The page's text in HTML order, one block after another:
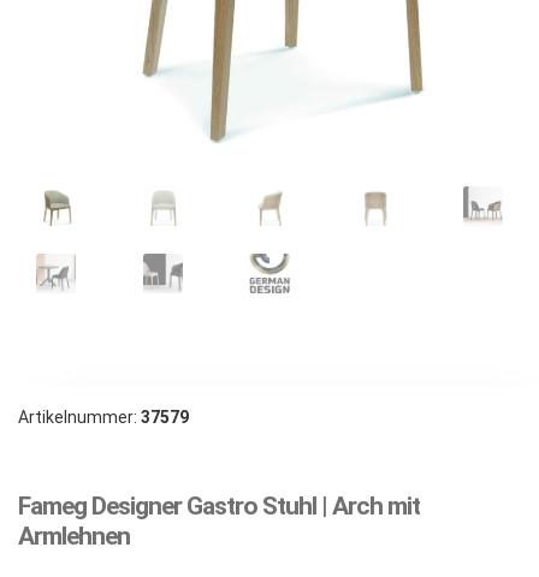
Artikelnummer: 37579
Fameg Designer Gastro Stuhl | Arch mit
Armlehnen